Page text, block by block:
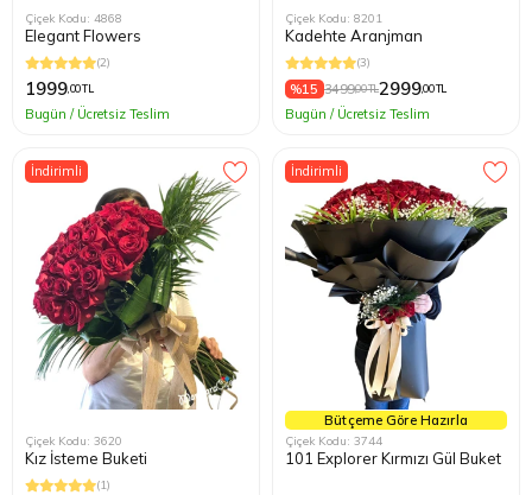
Çiçek Kodu: 4868
Elegant Flowers
(2)
1999,00 TL
Bugün / Ücretsiz Teslim
Çiçek Kodu: 8201
Kadehte Aranjman
(3)
%15 3499,00 TL2999,00 TL
Bugün / Ücretsiz Teslim
İndirimli
Çiçek Kodu: 3620
Kız İsteme Buketi
(1)
İndirimli
Bütçeme Göre Hazırla
Çiçek Kodu: 3744
101 Explorer Kırmızı Gül Buket